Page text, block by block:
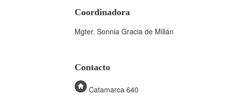
Coordinadora
Mgter. Sonnia Gracia de Millán
Contacto
Catamarca 640